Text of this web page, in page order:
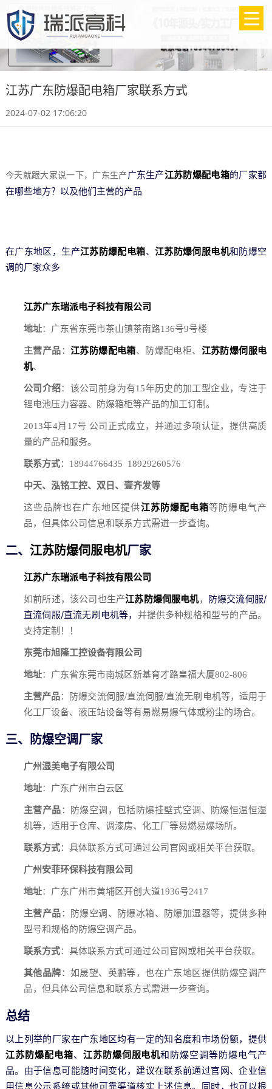
江苏广东防爆配电箱厂家联系方式
2024-07-02 17:06:20
今天就跟大家说一下，广东生产 广东生产江苏防爆配电箱的厂家都
在哪些地方？以及他们主营的产品
在广东地区，生产江苏防爆配电箱、 江苏防爆伺服电机和防爆空
调的厂家众多
江苏广东瑞派电子科技有限公司
地址：广东省东莞市茶山镇茶南路136号9号楼
主营产品： 江苏防爆配电箱、防爆配电柜、 江苏防爆伺服电
机、
公司介绍：该公司前身为有15年历史的加工型企业，专注于
锂电池压力容器、防爆箱柜等产品的加工订制。
2013年4月17号 公司正式成立，并通过多项认证，提供高质
量的产品和服务。
联系方式：18944766435 18929260576
中天、泓铭工控、双日、壹齐发等
这些品牌也在广东地区提供江苏防爆配电箱等防爆电气产
品，但具体公司信息和联系方式需进一步查询。
二、 江苏防爆伺服电机厂家
江苏广东瑞派电子科技有限公司
如前所述，该公司也生产江苏防爆伺服电机， 防爆交流伺服/
直流伺服/直流无刷电机等，
并提供多种规格和型号的产品。
支持定制！！
东莞市旭隆工控设备有限公司
地址：广东省东莞市南城区新基育才路皇福大厦802-806
主营产品：防爆交流伺服/直流伺服/直流无刷电机等，适用于
化工厂设备、液压站设备等有易燃易爆气体或粉尘的场合。
三、防爆空调厂家
广州湿美电子有限公司
地址：广东广州市白云区
主营产品：防爆空调，包括防爆挂壁式空调、防爆恒温恒湿
机等，适用于仓库、调漆房、化工厂等易燃易爆场所。
联系方式：具体联系方式可通过公司官网或相关平台获取。
广州安菲环保科技有限公司
地址：广东广州市黄埔区开创大道1936号2417
主营产品：防爆空调、防爆冰箱、防爆加湿器等，提供多种
型号和规格的防爆空调产品。
联系方式：具体联系方式可通过公司官网或相关平台获取。
其他品牌：如晟望、英鹏等，也在广东地区提供防爆空调产
品，但具体公司信息和联系方式需进一步查询。
总结
以上列举的厂家在广东地区均有一定的知名度和市场份额，提供
江苏防爆配电箱、 江苏防爆伺服电机和防爆空调等防爆电气产
品。由于信息可能随时间变化，建议在联系前通过官网、企业信
用信息公示系统或其他可靠渠道核实上述信息。同时，也可以根